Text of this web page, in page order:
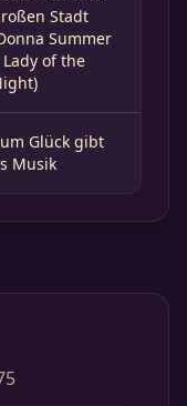
Stadt
Summer
Lady of the
Glück gibt
Musik